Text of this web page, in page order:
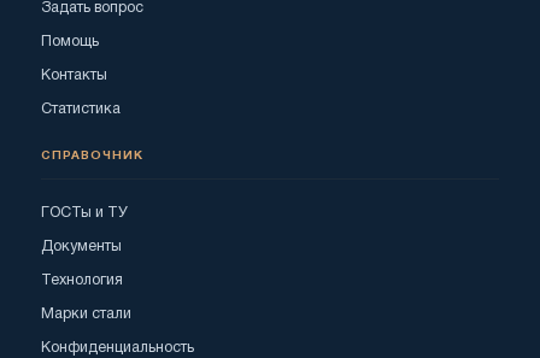
Задать вопрос
Помощь
Контакты
Статистика
СПРАВОЧНИК
ГОСТы и ТУ
Документы
Технология
Марки стали
Конфиденциальность